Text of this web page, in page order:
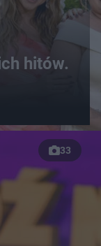
hitów.
33